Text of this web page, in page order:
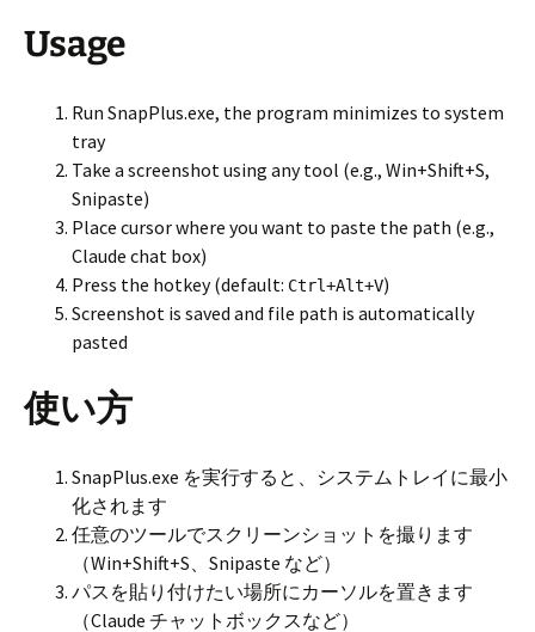
Usage
Run SnapPlus.exe, the program minimizes to system
tray
Take a screenshot using any tool (e.g., Win+Shift+S,
Snipaste)
Place cursor where you want to paste the path (e.g.,
Claude chat box)
Press the hotkey (default: Ctrl+Alt+V)
Screenshot is saved and file path is automatically
pasted
使い方
SnapPlus.exe を実行すると、システムトレイに最小
化されます
任意のツールでスクリーンショットを撮ります
（Win+Shift+S、Snipaste など）
パスを貼り付けたい場所にカーソルを置きます
（Claude チャットボックスなど）